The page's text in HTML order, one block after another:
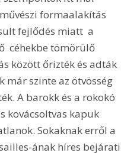
formaalakítás
fejlődés miatt  a
 céhekbe tömörülő
között őrizték és adták
már szinte az ötvösség
A barokk és a rokokó
kovácsoltvas kapuk
Sokaknak erről a
ának híres bejárati